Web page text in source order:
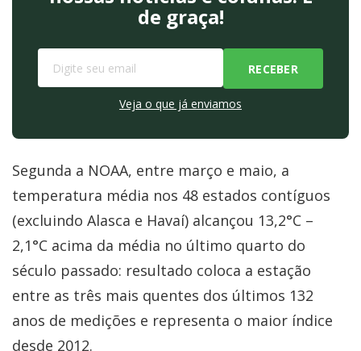
de graça!
Veja o que já enviamos
Segunda a NOAA, entre março e maio, a
temperatura média nos 48 estados contíguos
(excluindo Alasca e Havaí) alcançou 13,2°C –
2,1°C acima da média no último quarto do
século passado: resultado coloca a estação
entre as três mais quentes dos últimos 132
anos de medições e representa o maior índice
desde 2012.